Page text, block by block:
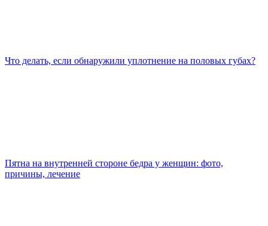
Что делать, если обнаружили уплотнение на половых губах?
Пятна на внутренней стороне бедра у женщин: фото,
причины, лечение